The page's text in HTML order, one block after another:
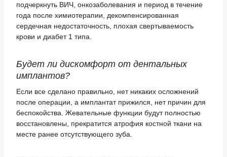
подчеркнуть ВИЧ, онкозаболевания и период в течение
года после химиотерапии, декомпенсированная
сердечная недостаточность, плохая свертываемость
крови и диабет 1 типа.
Будет ли дискомфорт от дентальных
имплантов?
Если все сделано правильно, нет никаких осложнений
после операции, а имплантат прижился, нет причин для
беспокойства. Жевательные функции будут полностью
восстановлены, прекратится атрофия костной ткани на
месте ранее отсутствующего зуба.